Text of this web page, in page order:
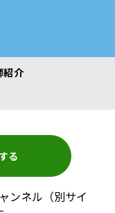
紹介
る
ンネル（別サイ